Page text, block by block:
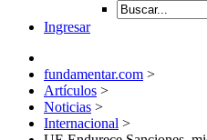
Ingresar
fundamentar.com >
Artículos >
Noticias >
Internacional >